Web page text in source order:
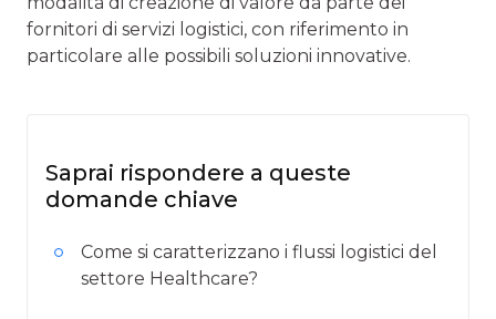
fornitori di servizi logistici, con riferimento in
particolare alle possibili soluzioni innovative.
Saprai rispondere a queste
domande chiave
Come si caratterizzano i flussi logistici del
settore Healthcare?